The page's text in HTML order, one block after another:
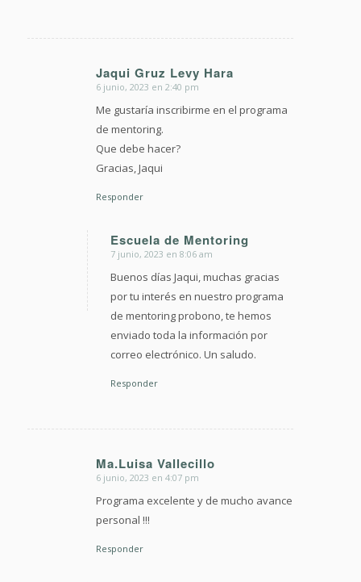
Jaqui Gruz Levy Hara
Dice:
6 junio, 2023 en 2:40 pm
Me gustaría inscribirme en el programa
de mentoring.
Que debe hacer?
Gracias, Jaqui
Responder
Escuela de Mentoring
Dice:
7 junio, 2023 en 8:06 am
Buenos días Jaqui, muchas gracias
por tu interés en nuestro programa
de mentoring probono, te hemos
enviado toda la información por
correo electrónico. Un saludo.
Responder
Ma.Luisa Vallecillo
Dice:
6 junio, 2023 en 4:07 pm
Programa excelente y de mucho avance
personal !!!
Responder